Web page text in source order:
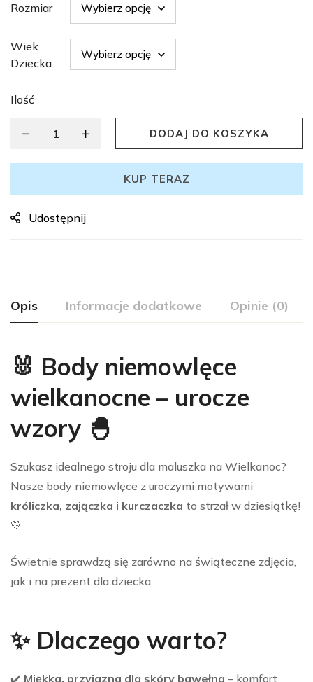
Rozmiar
Wiek
Dziecka
Ilość
DODAJ DO KOSZYKA
KUP TERAZ
Udostępnij
Opis Informacje dodatkowe Opinie (0)
🐰 Body niemowlęce
wielkanocne – urocze
wzory 🐣
Szukasz idealnego stroju dla maluszka na Wielkanoc?
Nasze body niemowlęce z uroczymi motywami
króliczka, zajączka i kurczaczka to strzał w dziesiątkę!
💛
Świetnie sprawdzą się zarówno na świąteczne zdjęcia,
jak i na prezent dla dziecka.
✨ Dlaczego warto?
✔️ Miękka, przyjazna dla skóry bawełna – komfort